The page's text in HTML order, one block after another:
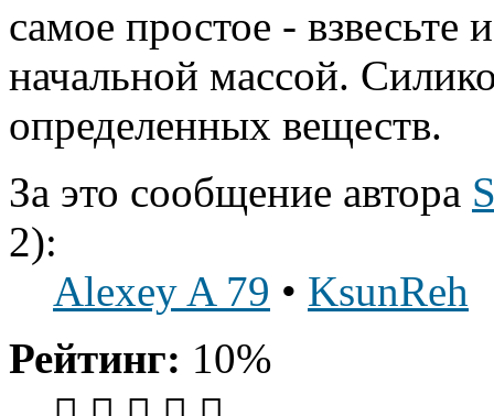
самое простое - взвесьте
начальной массой.
определенных веществ.
За это сообщение автора
2):
Alexey A 79 • KsunReh
Рейтинг: 10%